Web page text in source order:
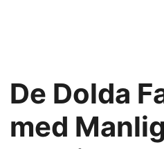
De Dolda
med